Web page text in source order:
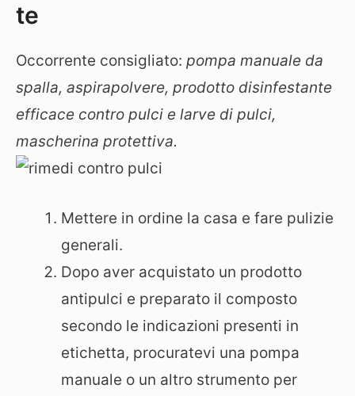
te
Occorrente consigliato: pompa manuale da
spalla, aspirapolvere, prodotto disinfestante
efficace contro pulci e larve di pulci,
mascherina protettiva.
Mettere in ordine la casa e fare pulizie
generali.
Dopo aver acquistato un prodotto
antipulci e preparato il composto
secondo le indicazioni presenti in
etichetta, procuratevi una pompa
manuale o un altro strumento per